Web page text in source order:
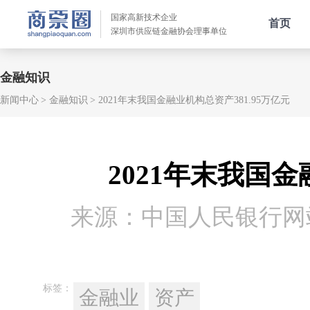
国家高新技术企业
深圳市供应链金融协会理事单位
首页
金融知识
新闻中心 金融知识 2021年末我国金融业机构总资产381.95万亿元
2021年末我国金
来源：中国人民银行
标签： 金融业 资产